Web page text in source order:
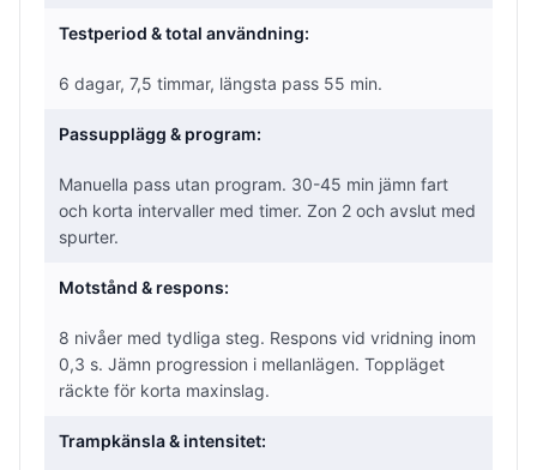
Testperiod & total användning:
6 dagar, 7,5 timmar, längsta pass 55 min.
Passupplägg & program:
Manuella pass utan program. 30-45 min jämn fart
och korta intervaller med timer. Zon 2 och avslut med
spurter.
Motstånd & respons:
8 nivåer med tydliga steg. Respons vid vridning inom
0,3 s. Jämn progression i mellanlägen. Toppläget
räckte för korta maxinslag.
Trampkänsla & intensitet: